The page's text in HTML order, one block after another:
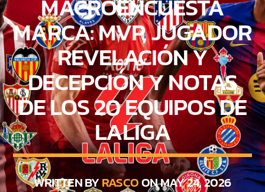
CURRENT TRACK
TITLE
ARTIST
MACROENCUESTA
MARCA: MVP, JUGADOR
REVELACIÓN Y
DECEPCIÓN Y NOTAS
DE LOS 20 EQUIPOS DE
LALIGA
WRITTEN BYRASCOON MAY 24, 2026